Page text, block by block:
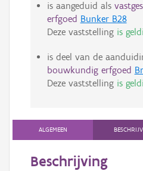
is aangeduid als
erfgoed Bunker B28
Deze vaststelling is
is deel van de
bouwkundig erfgoed
Deze vaststelling is
ALGEMEEN
Beschrijving